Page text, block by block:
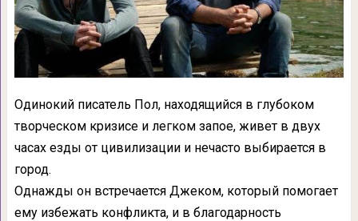
Одинокий писатель Пол, находящийся в глубоком
творческом кризисе и легком запое, живет в двух
часах езды от цивилизации и нечасто выбирается в
город.
Однажды он встречается Джеком, который помогает
ему избежать конфликта, и в благодарность